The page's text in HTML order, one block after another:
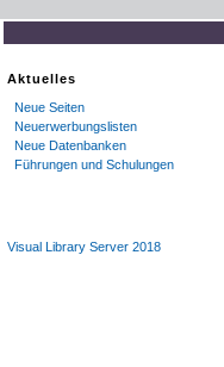
Aktuelles
Neue Seiten
Neuerwerbungslisten
Neue Datenbanken
Führungen und Schulungen
Visual Library Server 2018